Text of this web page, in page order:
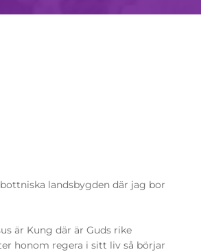
landsbygden där jag bor
är Kung där är Guds rike
honom regera i sitt liv så börjar